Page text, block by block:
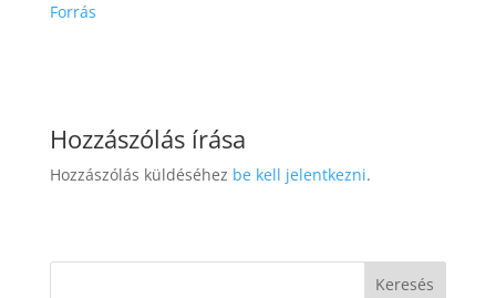
Forrás
Hozzászólás írása
Hozzászólás küldéséhez be kell jelentkezni.
Keresés